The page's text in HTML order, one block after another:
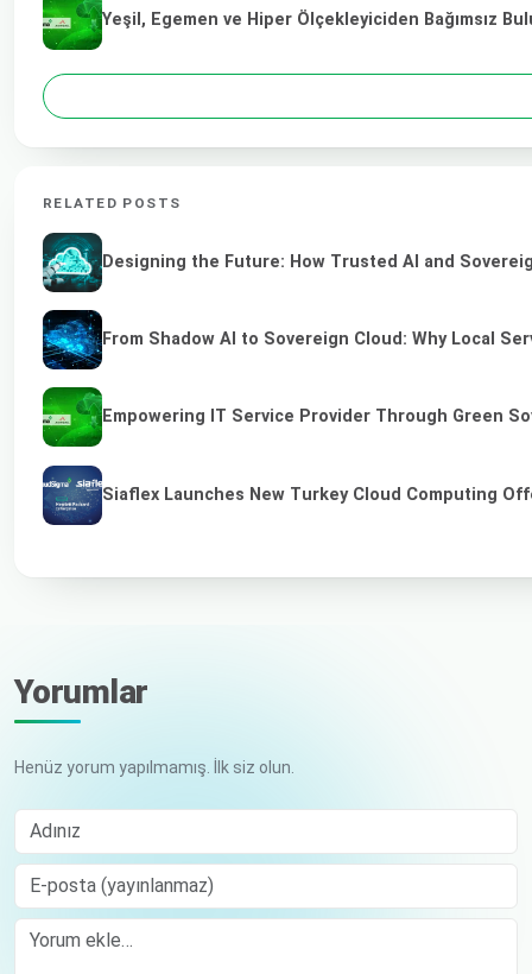
Yeşil, Egemen ve Hiper Ölçekleyiciden Bağımsız
RELATED POSTS
Designing the Future: How Trusted AI and
From Shadow AI to Sovereign Cloud: Why Local
Empowering IT Service Provider Through Green
Siaflex Launches New Turkey Cloud Computing
Yorumlar
Henüz yorum yapılmamış. İlk siz olun.
Adınız
E-posta (yayınlanmaz)
Comment